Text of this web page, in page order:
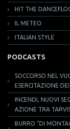
HIT THE
IL METEO
ITALIAN STYLE
PODCASTS
SOCCORSO NEL
ESERCITAZIONE
INCENDI, NUOVI
AZIONE TRA
BURRO “DI